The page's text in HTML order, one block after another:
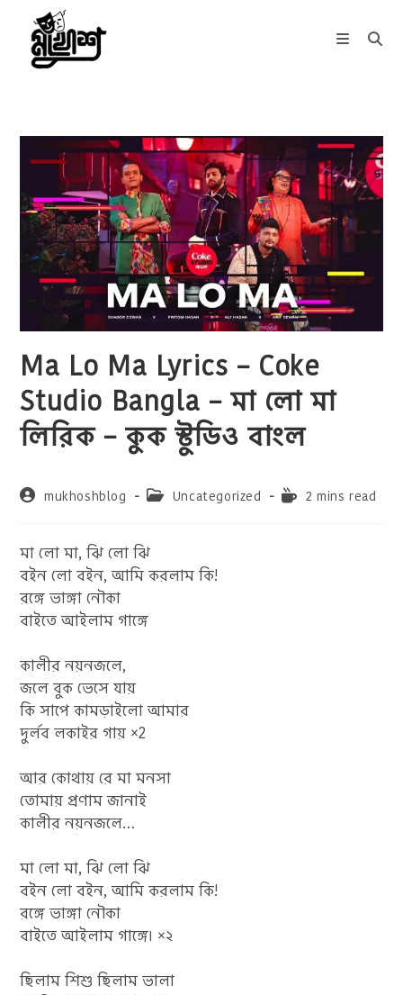
content
Ma Lo Ma Lyrics – Coke
Studio Bangla – মা লো মা
লিরিক – কুক স্টুডিও বাংল
Postmukhoshblog
PostUncategorized
Reading2 mins read
মা লো মা, ঝি লো ঝি
বইন লো বইন, আমি করলাম কি!
রঙ্গে ভাঙ্গা নৌকা
বাইতে আইলাম গাঙ্গে
কালীর নয়নজলে,
জলে বুক ভেসে যায়
কি সাপে কামড়াইলো আমার
দুর্লব লকাইর গায় ×2
আর কোথায় রে মা মনসা
তোমায় প্রণাম জানাই
কালীর নয়নজলে…
মা লো মা, ঝি লো ঝি
বইন লো বইন, আমি করলাম কি!
রঙ্গে ভাঙ্গা নৌকা
বাইতে আইলাম গাঙ্গে৷ ×২
ছিলাম শিশু ছিলাম ভালা